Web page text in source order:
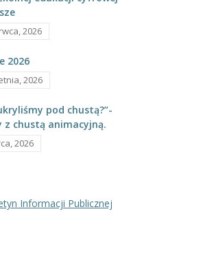
2026
2026
2026
pod chustą?”-
z chustą animacyjną.
2026
Informacji Publicznej